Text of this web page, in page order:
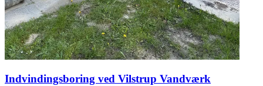
Indvindingsboring ved Vilstrup Vandværk